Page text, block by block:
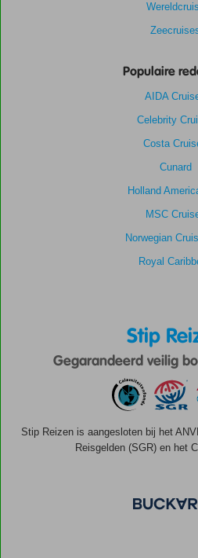
Populaire
AIDA
Celebrity
Costa
Cunard
Holland
MSC
Norwegian
Royal
Stip
Gegarandeerd veilig
Stip Reizen is aangesloten bij het
Reisgelden (SGR) en het